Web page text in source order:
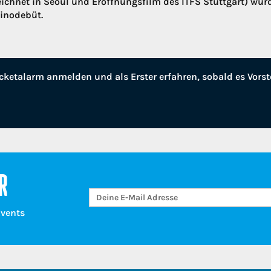
anmelden und als Erster erfahren, sobald es